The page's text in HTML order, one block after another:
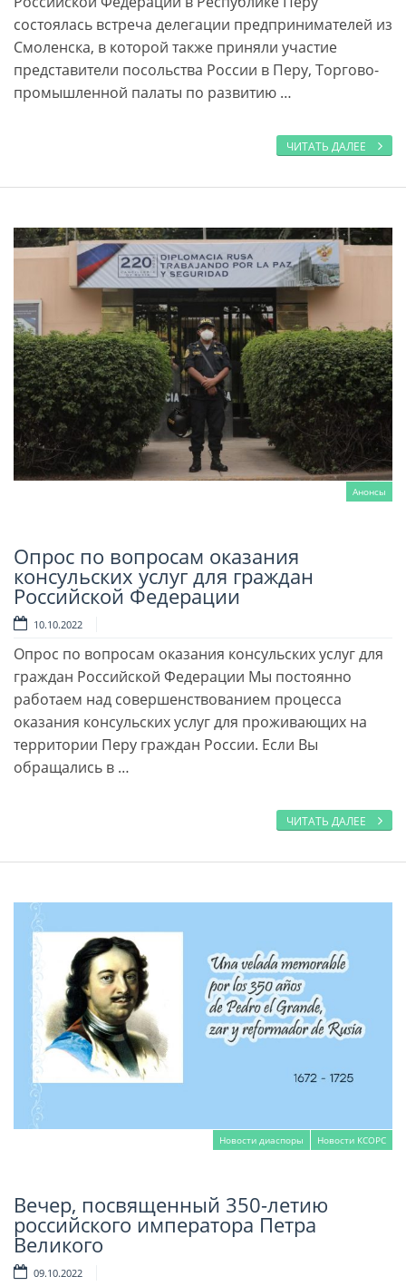
состоялась встреча делегации предпринимателей из
Смоленска, в которой также приняли участие
представители посольства России в Перу, Торгово-
промышленной палаты по развитию …
ЧИТАТЬ ДАЛЕЕ
Анонсы
Читать далее
Опрос по вопросам оказания
консульских услуг для граждан
Российской Федерации
10.10.2022
Опрос по вопросам оказания консульских услуг для
граждан Российской Федерации Мы постоянно
работаем над совершенствованием процесса
оказания консульских услуг для проживающих на
территории Перу граждан России. Если Вы
обращались в …
ЧИТАТЬ ДАЛЕЕ
Новости диаспоры Новости КСОРС
Читать далее
Вечер, посвященный 350-летию
российского императора Петра
Великого
09.10.2022